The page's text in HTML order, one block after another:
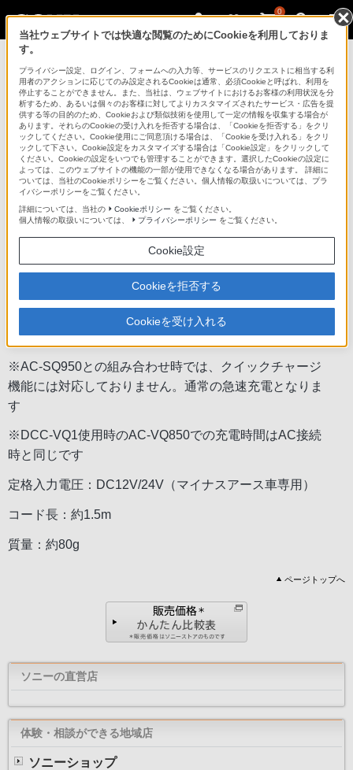
0
DCC-VQ1
カーバッテリーコード DCC-VQ1
商品の特長
●自動車のシガーライターソケットに接続し、ACアダプ
ター／チャージャーAC-SQ950A／SQ950／VQ850に電源
供給します。車の中でインフォリチウムバッテリーLシリ
ーズ、Mシリーズの急速充電が可能になります
※AC-VQ800／V700には使用できません
※AC-SQ950との組み合わせ時では、クイックチャージ
機能には対応しておりません。通常の急速充電となりま
す
※DCC-VQ1使用時のAC-VQ850での充電時間はAC接続
時と同じです
定格入力電圧：DC12V/24V（マイナスアース車専用）
コード長：約1.5m
質量：約80g
ページトップへ
ソニーの直営店
体験・相談ができる地域店
ソニーショップ
当社ウェブサイトでは快適な閲覧のためにCookieを利用しておりま
す。
プライバシー設定、ログイン、フォームへの入力等、サービスのリクエストに相当する利
用者のアクションに応じてのみ設定されるCookieは通常、必須Cookieと呼ばれ、利用を
停止することができません。また、当社は、ウェブサイトにおけるお客様の利用状況を分
析するため、あるいは個々のお客様に対してよりカスタマイズされたサービス・広告を提
供する等の目的のため、Cookieおよび類似技術を使用して一定の情報を収集する場合が
あります。それらのCookieの受け入れを拒否する場合は、「Cookieを拒否する」をクリ
ックしてください。Cookie使用にご同意頂ける場合は、「Cookieを受け入れる」をクリ
ックして下さい。Cookie設定をカスタマイズする場合は「Cookie設定」をクリックして
ください。Cookieの設定をいつでも管理することができます。選択したCookieの設定に
よっては、このウェブサイトの機能の一部が使用できなくなる場合があります。 詳細に
ついては、当社のCookieポリシーをご覧ください。個人情報の取扱いについては、プラ
イバシーポリシーをご覧ください。
詳細については、当社の
Cookieポリシー をご覧ください。
個人情報の取扱いについては、
プライバシーポリシー をご覧ください。
Cookie設定
Cookieを拒否する
Cookieを受け入れる